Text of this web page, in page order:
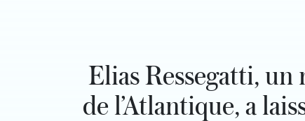
Elias Ressegatti,
de l’Atlantique, a